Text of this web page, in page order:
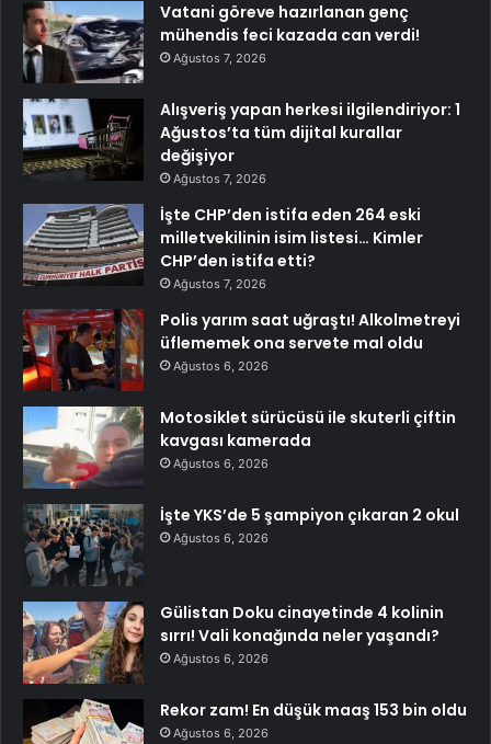
Vatani göreve hazırlanan genç
mühendis feci kazada can verdi!
Ağustos 7, 2026
Alışveriş yapan herkesi ilgilendiriyor: 1
Ağustos’ta tüm dijital kurallar
değişiyor
Ağustos 7, 2026
İşte CHP’den istifa eden 264 eski
milletvekilinin isim listesi… Kimler
CHP’den istifa etti?
Ağustos 7, 2026
Polis yarım saat uğraştı! Alkolmetreyi
üflememek ona servete mal oldu
Ağustos 6, 2026
Motosiklet sürücüsü ile skuterli çiftin
kavgası kamerada
Ağustos 6, 2026
İşte YKS’de 5 şampiyon çıkaran 2 okul
Ağustos 6, 2026
Gülistan Doku cinayetinde 4 kolinin
sırrı! Vali konağında neler yaşandı?
Ağustos 6, 2026
Rekor zam! En düşük maaş 153 bin oldu
Ağustos 6, 2026